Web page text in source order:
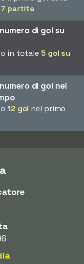
7 partite
di gol su
in totale 5 gol su
di gol nel
12 gol nel primo